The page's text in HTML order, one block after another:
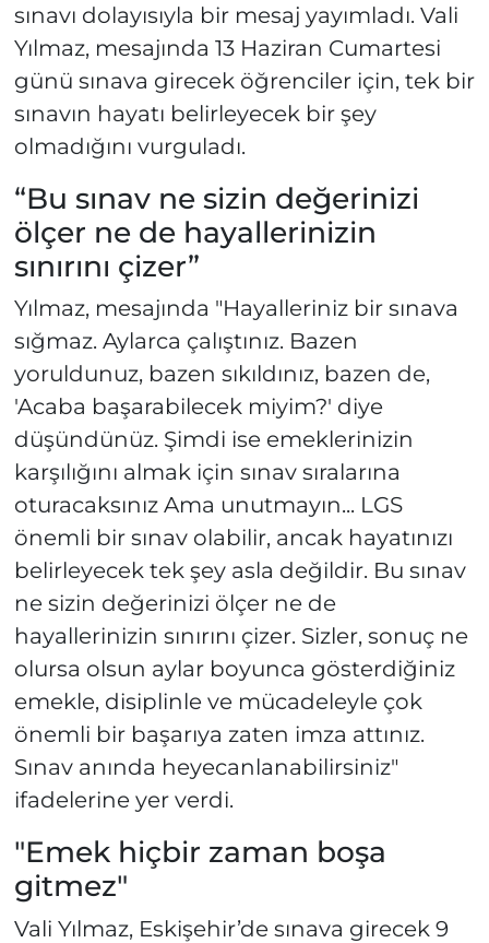
sınavı dolayısıyla bir mesaj yayımladı. Vali
Yılmaz, mesajında 13 Haziran Cumartesi
günü sınava girecek öğrenciler için, tek bir
sınavın hayatı belirleyecek bir şey
olmadığını vurguladı.
“Bu sınav ne sizin değerinizi
ölçer ne de hayallerinizin
sınırını çizer”
Yılmaz, mesajında "Hayalleriniz bir sınava
sığmaz. Aylarca çalıştınız. Bazen
yoruldunuz, bazen sıkıldınız, bazen de,
'Acaba başarabilecek miyim?' diye
düşündünüz. Şimdi ise emeklerinizin
karşılığını almak için sınav sıralarına
oturacaksınız Ama unutmayın... LGS
önemli bir sınav olabilir, ancak hayatınızı
belirleyecek tek şey asla değildir. Bu sınav
ne sizin değerinizi ölçer ne de
hayallerinizin sınırını çizer. Sizler, sonuç ne
olursa olsun aylar boyunca gösterdiğiniz
emekle, disiplinle ve mücadeleyle çok
önemli bir başarıya zaten imza attınız.
Sınav anında heyecanlanabilirsiniz"
ifadelerine yer verdi.
"Emek hiçbir zaman boşa
gitmez"
Vali Yılmaz, Eskişehir’de sınava girecek 9